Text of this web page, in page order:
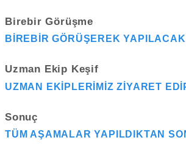
Birebir Görüşme
BIREBIR GÖRÜŞEREK
Uzman Ekip Keşif
UZMAN EKIPLERIMIZ ZIYARET
Sonuç
TÜM AŞAMALAR YAPILDIKTAN